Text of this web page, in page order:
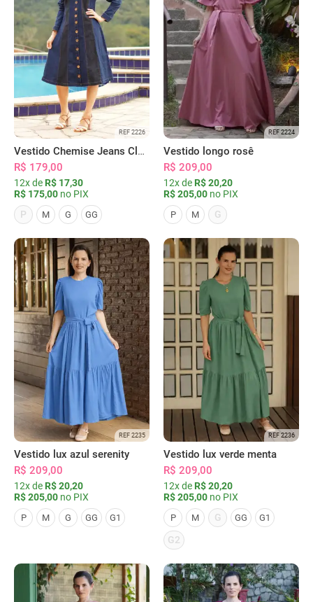
REF 2226
Vestido Chemise Jeans Clássica Serena
R$ 179,00
12x de R$ 17,30
R$ 175,00 no PIX
P
M G GG
REF 2224
Vestido longo rosê
R$ 209,00
12x de R$ 20,20
R$ 205,00 no PIX
P M G
REF 2235
Vestido lux azul serenity
R$ 209,00
12x de R$ 20,20
R$ 205,00 no PIX
P M G GG G1
REF 2236
Vestido lux verde menta
R$ 209,00
12x de R$ 20,20
R$ 205,00 no PIX
P M G GG G1
G2